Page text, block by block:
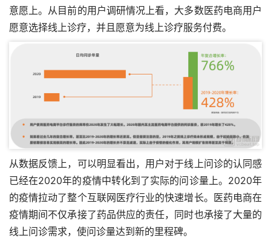
意愿上。从目前的用户调研情况上看，大多数医药电商用户
愿意选择线上诊疗，并且愿意为线上诊疗服务付费。
从数据反馈上，可以明显看出，用户对于线上问诊的认同感
已经在2020年的疫情中转化到了实际的问诊量上。2020年
的疫情拉动了整个互联网医疗行业的快速增长。医药电商在
疫情期间不仅承接了药品供应的责任，同时也承接了大量的
线上问诊需求，使问诊量达到新的里程碑。